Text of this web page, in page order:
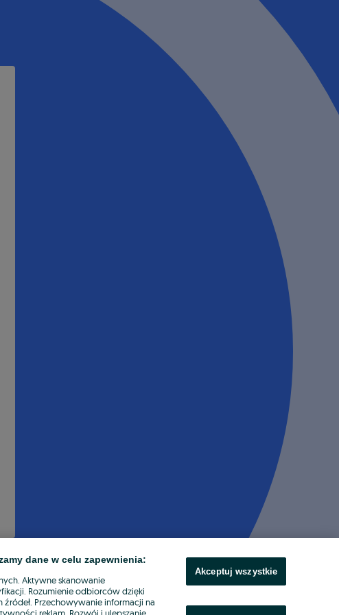
dane w celu zapewnienia:
Aktywne skanowanie
Rozumienie odbiorców dzięki
Przechowywanie informacji na
Akceptuj wszystkie